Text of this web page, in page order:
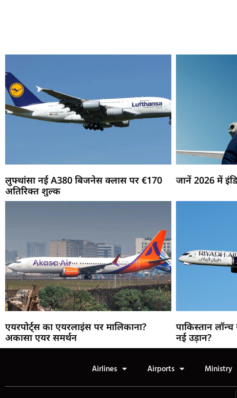
लुफ्थांसा नई A380 बिजनेस क्लास पर €170
अतिरिक्त शुल्क
जानें 2026 में
एयरपोर्ट्स का एयरलाइंस पर मालिकाना?
अकासा एयर समर्थन
पाकिस्तान
नई उड़ान?
Airlines Airports Ministry